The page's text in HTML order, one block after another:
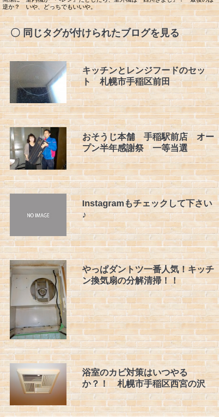
逆か？ いや、どっちでもいいや。
同じタグが付けられたブログを見る
キッチンとレンジフードのセッ
ト 札幌市手稲区前田
おそうじ本舗 手稲駅前店 オー
プン半年感謝祭 一等当選
Instagramもチェックして下さい
♪
やっぱダントツ一番人気！キッチ
ン換気扇の分解清掃！！
浴室のカビ対策はいつやる
か？！ 札幌市手稲区西宮の沢